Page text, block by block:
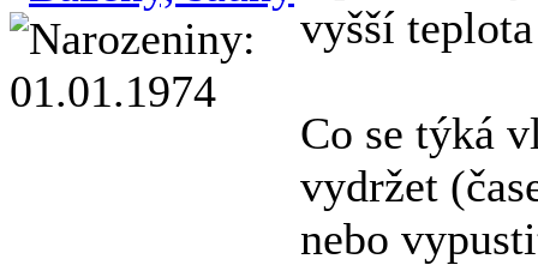
vyšší
Co se týká
vydržet
nebo